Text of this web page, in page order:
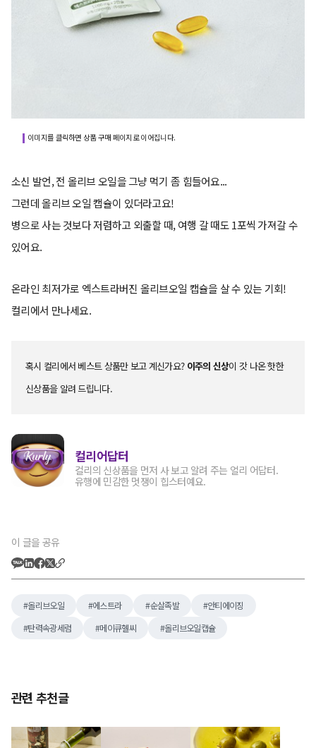
이미지를 클릭하면 상품 구매 페이지로 이어집니다.
소신 발언, 전 올리브 오일을 그냥 먹기 좀 힘들어요...
그런데 올리브 오일 캡슐이 있더라고요!
병으로 사는 것보다 저렴하고 외출할 때, 여행 갈 때도 1포씩 가져갈 수
있어요.
온라인 최저가로 엑스트라버진 올리브오일 캡슐을 살 수 있는 기회!
컬리에서 만나세요.
혹시 컬리에서 베스트 상품만 보고 계신가요? 이주의 신상이 갓 나온 핫한
신상품을 알려 드립니다.
컬리어답터
컬리의 신상품을 먼저 사 보고 알려 주는 얼리 어답터.
유행에 민감한 멋쟁이 힙스터예요.
이 글을 공유
올리브오일 에스트라 순살족발
안티에이징
탄력속광세럼
메이큐헬씨 올리브오일캡슐
관련 추천글